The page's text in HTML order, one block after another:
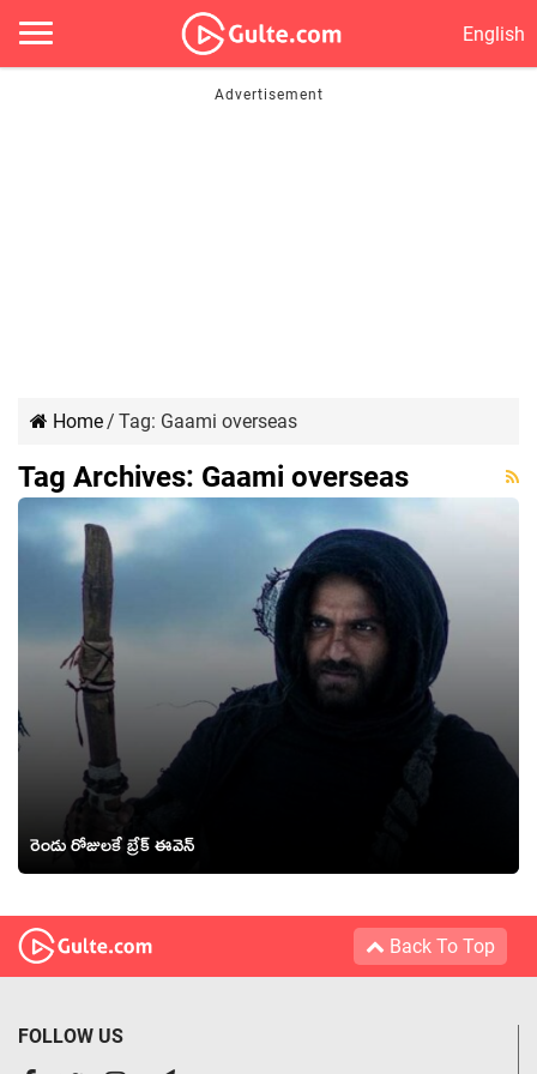
English
Home/ Tag: Gaami overseas
Tag Archives: Gaami overseas
రెండు రోజుల‌కే బ్రేక్ ఈవెన్
Back To Top
FOLLOW US